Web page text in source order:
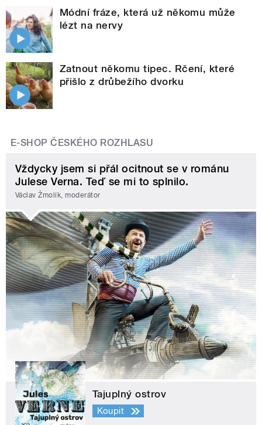
Módní fráze, která už někomu může
lézt na nervy
Zatnout někomu tipec. Rčení, které
přišlo z drůbežího dvorku
E-SHOP ČESKÉHO ROZHLASU
Vždycky jsem si přál ocitnout se v románu
Julese Verna. Teď se mi to splnilo.
Václav Žmolík, moderátor
Tajuplný ostrov
Koupit